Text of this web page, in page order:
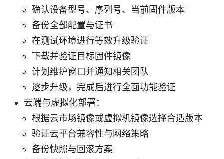
确认设备型号、序列号、当前固件版本
备份全部配置与证书
在测试环境进行等效升级验证
下载并验证目标固件镜像
计划维护窗口并通知相关团队
逐步升级，完成后进行全面功能验证
云端与虚拟化部署：
根据云市场镜像或虚拟机镜像选择合适版本
验证云平台兼容性与网络策略
备份快照与回滚方案